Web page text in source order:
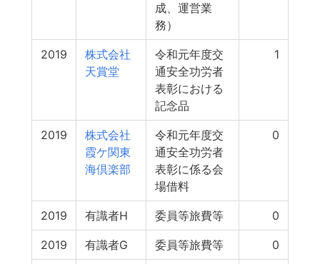
成、運営業
務）
2019
株式会社
天賞堂
令和元年度交
通安全功労者
表彰における
記念品
1
2019
株式会社
霞ケ関東
海倶楽部
令和元年度交
通安全功労者
表彰に係る会
場借料
0
2019 有識者H 委員等旅費等 0
2019 有識者G 委員等旅費等 0